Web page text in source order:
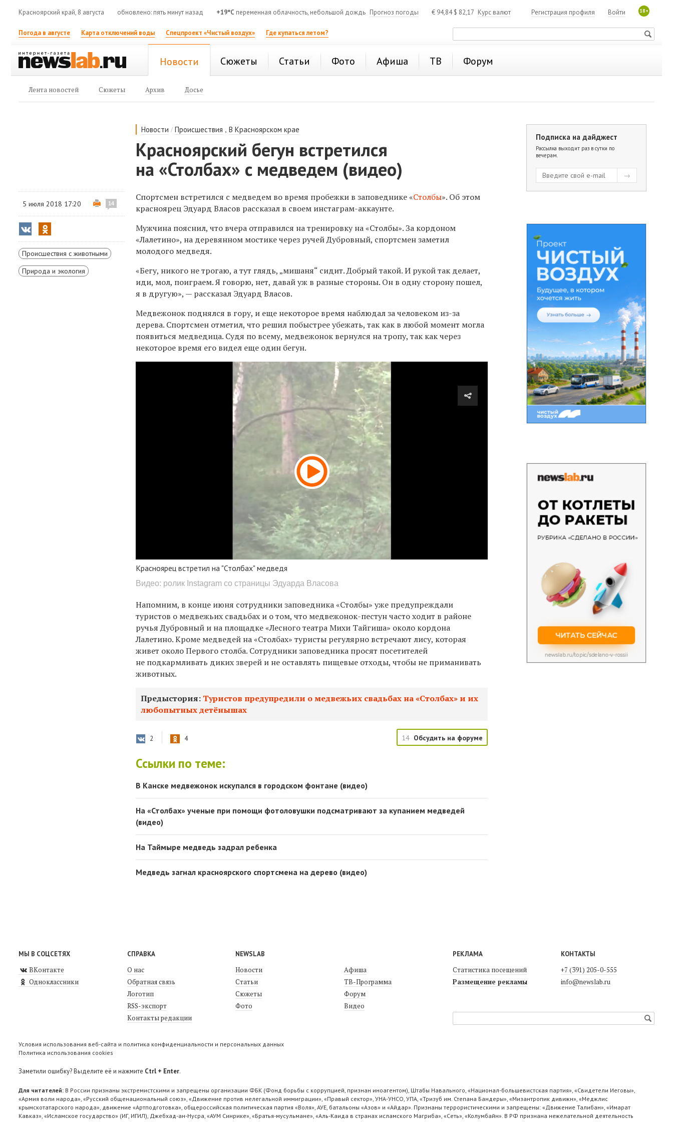
Красноярский край, 8 августа обновлено: пять минут назад +19°C переменная облачность, небольшой дождь Прогноз погоды € 94,84$ 82,17 Курс валют 18+
Войти
Регистрация профиля
Погода в августе Карта отключений воды Спецпроект «Чистый воздух» Где купаться летом?
Новости Сюжеты Статьи Фото Афиша ТВ Форум
Лента новостей Сюжеты Архив Досье
Новости /Происшествия ,В Красноярском крае
Красноярский бегун встретился
на «Столбах» с медведем (видео)
5 июля 2018 17:20 14
Происшествия с животными
Природа и экология
Спортсмен встретился с медведем во время пробежки в заповеднике «Столбы». Об этом
красноярец Эдуард Власов рассказал в своем инстаграм-аккаунте.
Мужчина пояснил, что вчера отправился на тренировку на «Столбы». За кордоном
«Лалетино», на деревянном мостике через ручей Дубровный, спортсмен заметил
молодого медведя.
«Бегу, никого не трогаю, а тут глядь, „мишаня“ сидит. Добрый такой. И рукой так делает,
иди, мол, поиграем. Я говорю, нет, давай уж в разные стороны. Он в одну сторону пошел,
я в другую», — рассказал Эдуард Власов.
Медвежонок поднялся в гору, и еще некоторое время наблюдал за человеком из-за
дерева. Спортсмен отметил, что решил побыстрее убежать, так как в любой момент могла
появиться медведица. Судя по всему, медвежонок вернулся на тропу, так как через
некоторое время его видел еще один бегун.
Красноярец встретил на "Столбах" медведя
Видео: ролик Instagram со страницы Эдуарда Власова
Напомним, в конце июня сотрудники заповедника «Столбы» уже предупреждали
туристов о медвежьих свадьбах и о том, что медвежонок-пестун часто ходит в районе
ручья Дубровный и на площадке «Лесного театра Михи Тайгиша» около кордона
Лалетино. Кроме медведей на «Столбах» туристы регулярно встречают лису, которая
живет около Первого столба. Сотрудники заповедника просят посетителей
не подкармливать диких зверей и не оставлять пищевые отходы, чтобы не приманивать
животных.
Предыстория: Туристов предупредили о медвежьих свадьбах на «Столбах» и их
любопытных детёнышах
2 4 14 Обсудить на форуме
Ссылки по теме:
В Канске медвежонок искупался в городском фонтане (видео)
На «Столбах» ученые при помощи фотоловушки подсматривают за купанием медведей
(видео)
На Таймыре медведь задрал ребенка
Медведь загнал красноярского спортсмена на дерево (видео)
Подписка на дайджест
Рассылка выходит раз в сутки по
вечерам.
МЫ В СОЦСЕТЯХ
ВКонтакте
Одноклассники
СПРАВКА
О нас
Обратная связь
Логотип
RSS-экспорт
Контакты редакции
NEWSLAB
Новости
Статьи
Сюжеты
Фото
Афиша
ТВ-Программа
Форум
Видео
РЕКЛАМА
Статистика посещений
Размещение рекламы
КОНТАКТЫ
+7 (391) 205-0-555
info@newslab.ru
Условия использования веб-сайта и политика конфиденциальности и персональных данных
Политика использования cookies
Заметили ошибку? Выделите её и нажмите Ctrl + Enter.
Для читателей: В России признаны экстремистскими и запрещены организации ФБК (Фонд борьбы с коррупцией, признан иноагентом), Штабы Навального, «Национал-большевистская партия», «Свидетели Иеговы»,
«Армия воли народа», «Русский общенациональный союз», «Движение против нелегальной иммиграции», «Правый сектор», УНА-УНСО, УПА, «Тризуб им. Степана Бандеры», «Мизантропик дивижн», «Меджлис
крымскотатарского народа», движение «Артподготовка», общероссийская политическая партия «Воля», АУЕ, батальоны «Азов» и «Айдар». Признаны террористическими и запрещены: «Движение Талибан», «Имарат
Кавказ», «Исламское государство» (ИГ, ИГИЛ), Джебхад-ан-Нусра, «АУМ Синрике», «Братья-мусульмане», «Аль-Каида в странах исламского Магриба», «Сеть», «Колумбайн». В РФ признана нежелательной деятельность